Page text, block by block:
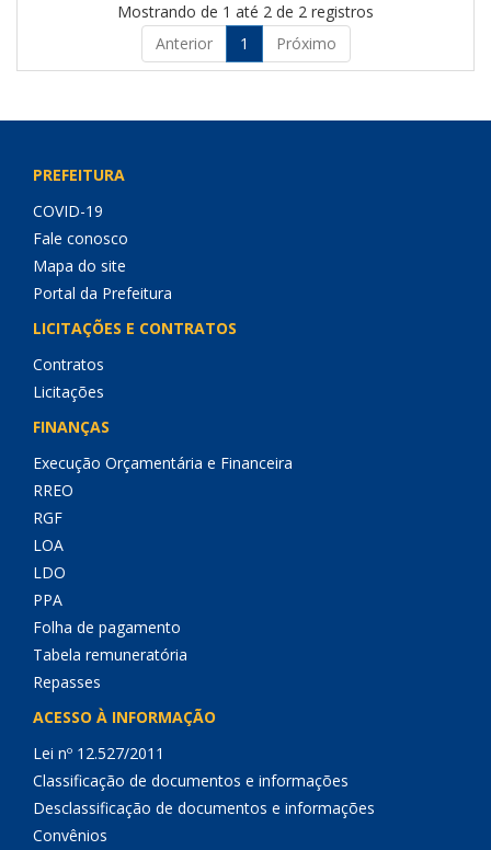
Mostrando de 1 até 2 de 2 registros
Anterior
1 Próximo
PREFEITURA
COVID-19
Fale conosco
Mapa do site
Portal da Prefeitura
LICITAÇÕES E CONTRATOS
Contratos
Licitações
FINANÇAS
Execução Orçamentária e Financeira
RREO
RGF
LOA
LDO
PPA
Folha de pagamento
Tabela remuneratória
Repasses
ACESSO À INFORMAÇÃO
Lei nº 12.527/2011
Classificação de documentos e informações
Desclassificação de documentos e informações
Convênios